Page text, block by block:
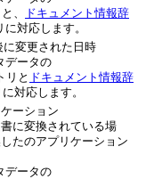
、
ドキュメント情報辞
に対応します。
変更された日時
データの
リと ドキュメント情報辞
対応します。
ーション
に変換されている場
たのアプリケーション
データの